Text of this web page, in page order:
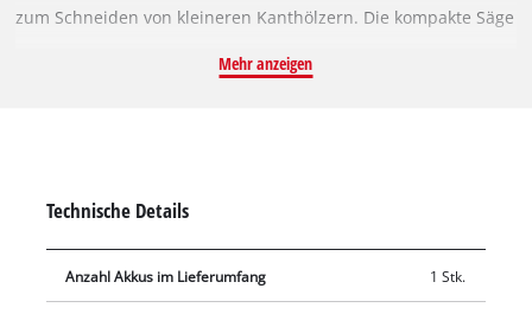
zum Schneiden von kleineren Kanthölzern. Die kompakte Säge
allen Akkus und Ladegeräten der Systemfamilie kombiniert
Garantie auf den Brushless-Motor. Mit einer Schwertlänge von
15,8 cm und 12,5 cm Schnittlänge eignet sich die kleine und
leichte Akku-Astkettensäge optimal zum flexiblen Einsatz im
Mehr anzeigen
Technische Details
Anzahl Akkus im Lieferumfang 1 Stk.